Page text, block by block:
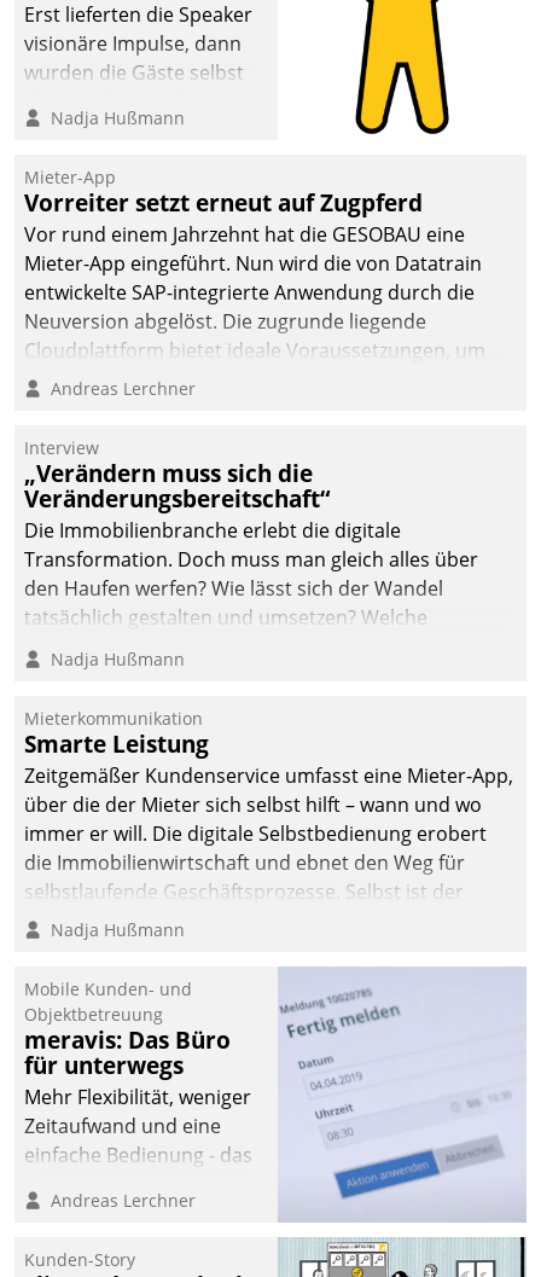
Erst lieferten die Speaker
visionäre Impulse, dann
wurden die Gäste selbst
methodisch
Quartier. Dazwischen
zeigte Datatrain, was es
Neues zu bieten hat.
Nadja Hußmann
Mieter-App
Vorreiter setzt erneut auf Zugpferd
Vor rund einem Jahrzehnt hat die GESOBAU eine
Mieter-App eingeführt. Nun wird die von Datatrain
entwickelte SAP-integrierte Anwendung durch die
Neuversion abgelöst. Die zugrunde liegende
Cloudplattform bietet ideale Voraussetzungen, um
die Funktionalität der App zu erweitern und weitere
integrieren.
Andreas Lerchner
Interview
„Verändern muss sich die
Veränderungsbereitschaft“
Die Immobilienbranche erlebt die digitale
Transformation. Doch muss man gleich alles über
den Haufen werfen? Wie lässt sich der Wandel
tatsächlich gestalten und umsetzen? Welche
Argumente zählen wirklich?
Nadja Hußmann
Mieterkommunikation
Smarte Leistung
Zeitgemäßer Kundenservice umfasst eine Mieter-App,
über die der Mieter sich selbst hilft – wann und wo
immer er will. Die digitale Selbstbedienung erobert
die Immobilienwirtschaft und ebnet den Weg für
selbstlaufende Geschäftsprozesse. Selbst ist der
Kunde und smart der Serviceanbieter.
Nadja Hußmann
Mobile Kunden- und
Objektbetreuung
meravis: Das Büro
für unterwegs
Mehr Flexibilität, weniger
Zeitaufwand und eine
einfache Bedienung - das
Cockpit für mobile
Datatrain. Die meravis
Andreas Lerchner
Kunden-Story